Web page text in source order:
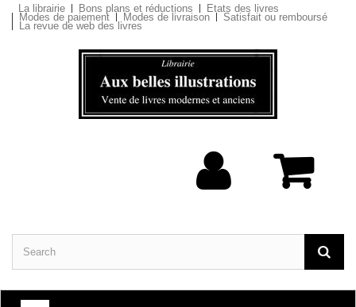
La librairie Bons plans et réductions Etats des livres
Modes de paiement Modes de livraison Satisfait ou remboursé
La revue de web des livres